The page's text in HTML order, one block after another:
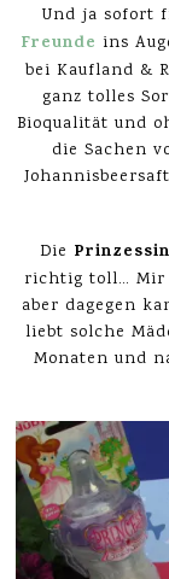
Und ja sofort
Freunde ins
bei Kaufland &
ganz tolles
Bioqualität und
die Sachen
Die
richtig toll… Mir
aber dagegen
liebt solche
Monaten und